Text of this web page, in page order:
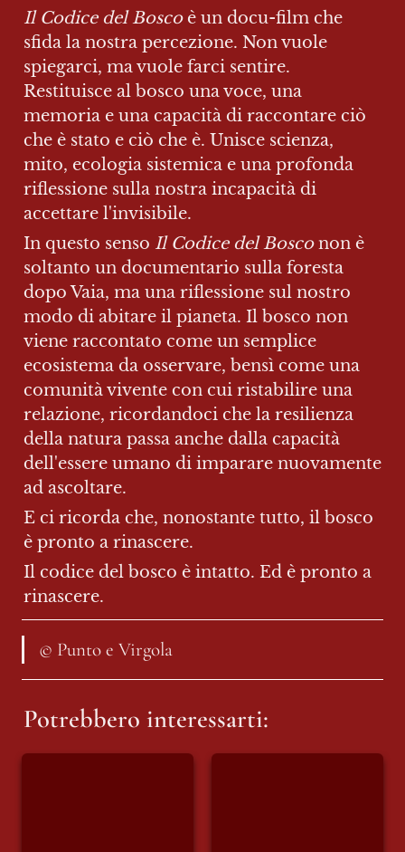
Il Codice del Bosco è un docu-film che
sfida la nostra percezione. Non vuole
spiegarci, ma vuole farci sentire.
Restituisce al bosco una voce, una
memoria e una capacità di raccontare ciò
che è stato e ciò che è. Unisce scienza,
mito, ecologia sistemica e una profonda
riflessione sulla nostra incapacità di
accettare l'invisibile.
In questo senso Il Codice del Bosco non è
soltanto un documentario sulla foresta
dopo Vaia, ma una riflessione sul nostro
modo di abitare il pianeta. Il bosco non
viene raccontato come un semplice
ecosistema da osservare, bensì come una
comunità vivente con cui ristabilire una
relazione, ricordandoci che la resilienza
della natura passa anche dalla capacità
dell'essere umano di imparare nuovamente
ad ascoltare.
E ci ricorda che, nonostante tutto, il bosco
è pronto a rinascere.
Il codice del bosco è intatto. Ed è pronto a
rinascere.
© Punto e Virgola
Potrebbero interessarti: